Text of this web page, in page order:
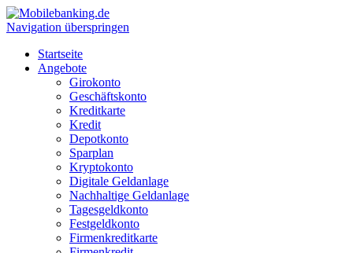
Navigation überspringen
Startseite
Angebote
Girokonto
Geschäftskonto
Kreditkarte
Kredit
Depotkonto
Sparplan
Kryptokonto
Digitale Geldanlage
Nachhaltige Geldanlage
Tagesgeldkonto
Festgeldkonto
Firmenkreditkarte